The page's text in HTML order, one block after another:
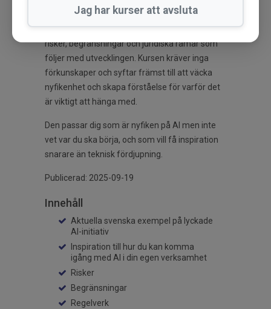
förbättra samhällsservice.
Du får samtidigt en grundförståelse för de
risker, begränsningar och juridiska ramar som
följer med utvecklingen. Kursen kräver inga
förkunskaper och syftar främst till att väcka
nyfikenhet och skapa förståelse för varför det
är viktigt att hänga med.
Den passar dig som är nyfiken på AI men inte
vet var du ska börja, och som vill få inspiration
snarare än teknisk fördjupning.
Publicerad: 2025-09-19
Innehåll
Aktuella svenska exempel på lyckade
AI-initiativ
Inspiration till hur du kan komma
igång med AI i din egen verksamhet
Risker
Begränsningar
Regelverk
Jag har kurser att avsluta